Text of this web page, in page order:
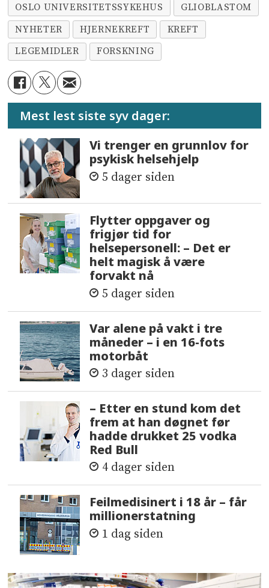
OSLO UNIVERSITETSSYKEHUS
GLIOBLASTOM
NYHETER
HJERNEKREFT
KREFT
LEGEMIDLER
FORSKNING
Mest lest siste syv dager:
Vi trenger en grunnlov for
psykisk helsehjelp
5 dager siden
Flytter oppgaver og
frigjør tid for
helsepersonell: – Det er
helt magisk å være
forvakt nå
5 dager siden
Var alene på vakt i tre
måneder – i en 16-fots
motorbåt
3 dager siden
– Etter en stund kom det
frem at han døgnet før
hadde drukket 25 vodka
Red Bull
4 dager siden
Feilmedisinert i 18 år – får
millionerstatning
1 dag siden